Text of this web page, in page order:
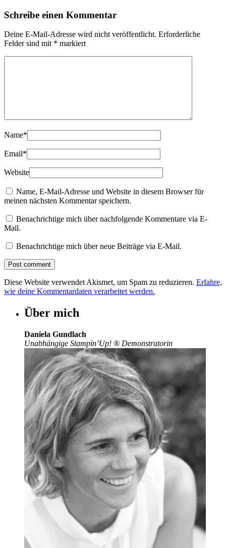
Schreibe einen Kommentar
Deine E-Mail-Adresse wird nicht veröffentlicht. Erforderliche
Felder sind mit * markiert
Name*
Email*
Website
Name, E-Mail-Adresse und Website in diesem Browser für
meinen nächsten Kommentar speichern.
Benachrichtige mich über nachfolgende Kommentare via E-
Mail.
Benachrichtige mich über neue Beiträge via E-Mail.
Diese Website verwendet Akismet, um Spam zu reduzieren. Erfahre,
wie deine Kommentardaten verarbeitet werden.
Über mich
Daniela Gundlach
Unabhängige Stampin’Up! ® Demonstratorin